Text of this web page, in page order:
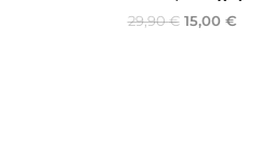
29,90€ 15,00 €